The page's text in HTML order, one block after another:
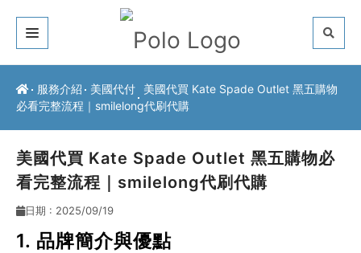
關於我們
服務介紹
常見問題
最新公告
服務介紹 美國代付
美國代買 Kate Spade Outlet 黑五購物
必看完整流程｜smilelong代刷代購
美國代買 Kate Spade Outlet 黑五購物必
看完整流程｜smilelong代刷代購
日期 : 2025/09/19
1. 品牌簡介與優點